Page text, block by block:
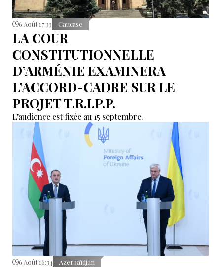
6 Août 17:33 Caucase
LA COUR
CONSTITUTIONNELLE
D’ARMÉNIE EXAMINERA
L’ACCORD-CADRE SUR LE
PROJET T.R.I.P.P.
L’audience est fixée au 15 septembre.
6 Août 16:34 Azerbaïdjan